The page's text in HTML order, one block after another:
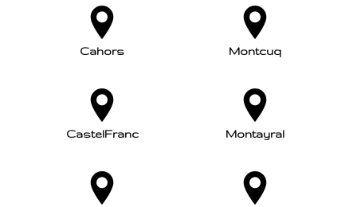
Cahors Montcuq
CastelFranc Montayral